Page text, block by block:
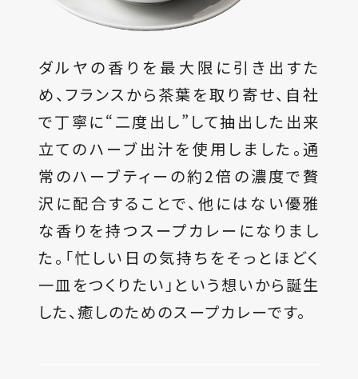
ダルヤの香りを最大限に引き出すた
め、フランスから茶葉を取り寄せ、自社
で丁寧に“二度出し”して抽出した出来
立てのハーブ出汁を使用しました。通
常のハーブティーの約2倍の濃度で贅
沢に配合することで、他にはない優雅
な香りを持つスープカレーになりまし
た。「忙しい日の気持ちをそっとほどく
一皿をつくりたい」という想いから誕生
した、癒しのためのスープカレーです。